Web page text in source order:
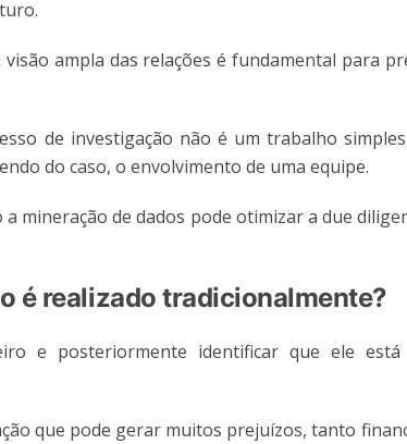
visão ampla das relações é fundamental para
de investigação não é um trabalho
do caso, o envolvimento de uma equipe.
mineração de dados pode otimizar a due
é realizado tradicionalmente?
e posteriormente identificar que ele está
que pode gerar muitos prejuízos, tanto